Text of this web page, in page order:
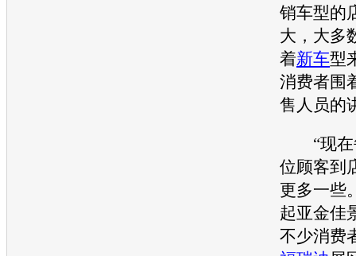
销车型的
大，大多
着新车型
消费者围
售人员的
“现在
位顾客到
更多一些
起亚金佳
不少消费